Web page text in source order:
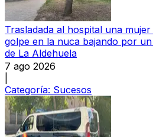
Trasladada al hospital una
golpe en la nuca bajando por
de La Aldehuela
7 ago 2026
Categoría: Sucesos